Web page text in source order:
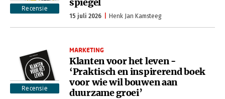
Recensie
15 juli 2026 Henk Jan Kamsteeg
Recensie
MARKETING
Klanten voor het leven -
‘Praktisch en inspirerend boek
voor wie wil bouwen aan
duurzame groei’